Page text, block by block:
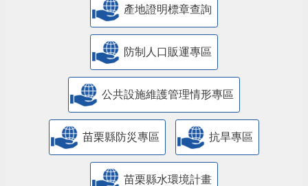
產地證明標章查詢
防制人口販運專區
​公共設施維護管理情形專區
苗栗縣防災專區 抗旱專區
苗栗縣水環境計畫